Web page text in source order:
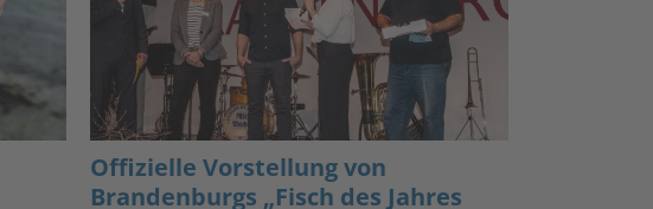
Offizielle Vorstellung von
Brandenburgs „Fisch des Jahres